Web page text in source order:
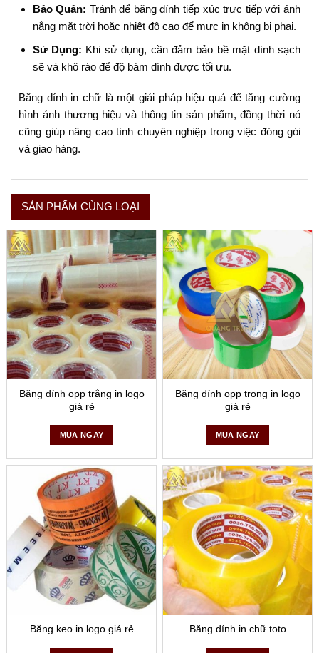
Bảo Quản: Tránh để băng dính tiếp xúc trực tiếp với ánh
nắng mặt trời hoặc nhiệt độ cao để mực in không bị phai.
Sử Dụng: Khi sử dụng, cần đảm bảo bề mặt dính sạch
sẽ và khô ráo để độ bám dính được tối ưu.
Băng dính in chữ là một giải pháp hiệu quả để tăng cường
hình ảnh thương hiệu và thông tin sản phẩm, đồng thời nó
cũng giúp nâng cao tính chuyên nghiệp trong việc đóng gói
và giao hàng.
SẢN PHẨM CÙNG LOẠI
Băng dính opp trắng in logo
giá rẻ
MUA NGAY
Băng dính opp trong in logo
giá rẻ
MUA NGAY
Băng keo in logo giá rẻ Băng dính in chữ toto